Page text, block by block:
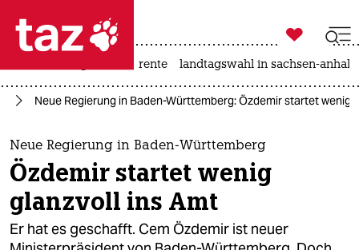
 taz zahl ich
taz zahl ich
themen
politik
öko

taz zahl ich
rente landtagswahl in sachsen-anhalt
Neue Regierung in Baden-Württemberg: Özdemir startet wenig
Neue Regierung in Baden-Württemberg
Özdemir startet wenig
glanzvoll ins Amt
Er hat es geschafft. Cem Özdemir ist neuer